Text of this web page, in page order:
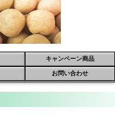
キャンペーン商品
お問い合わせ